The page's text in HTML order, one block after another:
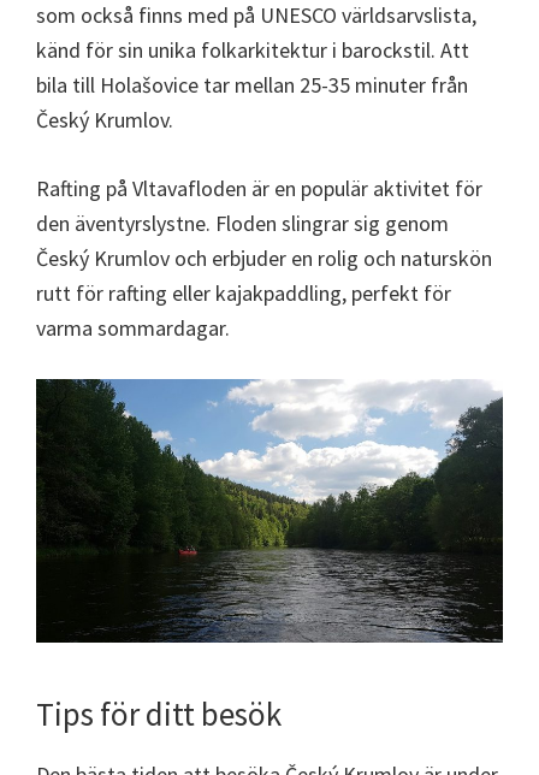
som också finns med på UNESCO världsarvslista,
känd för sin unika folkarkitektur i barockstil. Att
bila till Holašovice tar mellan 25-35 minuter från
Český Krumlov.
Rafting på Vltavafloden är en populär aktivitet för
den äventyrslystne. Floden slingrar sig genom
Český Krumlov och erbjuder en rolig och naturskön
rutt för rafting eller kajakpaddling, perfekt för
varma sommardagar.
Tips för ditt besök